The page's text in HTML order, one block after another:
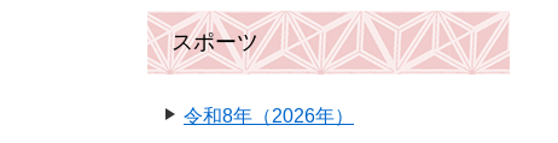
スポーツ
令和8年（2026年）